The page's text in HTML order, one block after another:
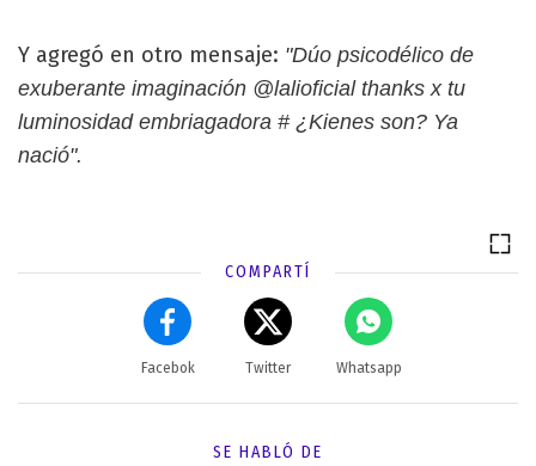
Y agregó en otro mensaje: "Dúo psicodélico de
exuberante imaginación @lalioficial thanks x tu
luminosidad embriagadora # ¿Kienes son? Ya
nació".
COMPARTÍ
Facebok Twitter Whatsapp
SE HABLÓ DE